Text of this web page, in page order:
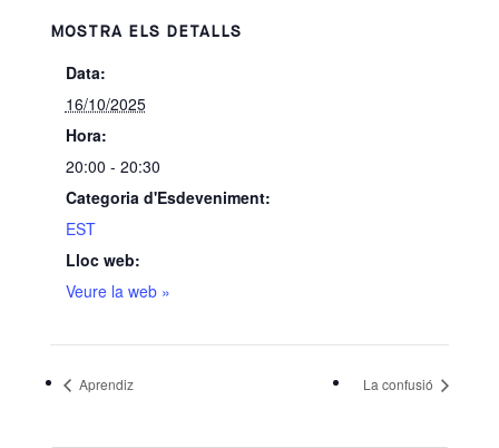
MOSTRA ELS DETALLS
Data:
16/10/2025
Hora:
20:00 - 20:30
Categoria d'Esdeveniment:
EST
Lloc web:
Veure la web »
Aprendiz La confusió